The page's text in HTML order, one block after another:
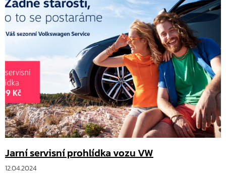
Jarní servisní prohlídka vozu VW
12.04.2024